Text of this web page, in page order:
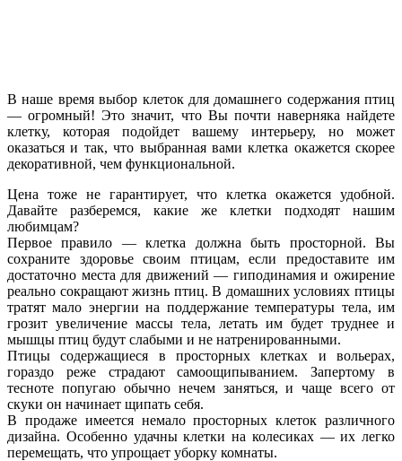
В наше время выбор клеток для домашнего содержания птиц
— огромный! Это значит, что Вы почти наверняка найдете
клетку, которая подойдет вашему интерьеру, но может
оказаться и так, что выбранная вами клетка окажется скорее
декоративной, чем функциональной.
Цена тоже не гарантирует, что клетка окажется удобной.
Давайте разберемся, какие же клетки подходят нашим
любимцам?
Первое правило — клетка должна быть просторной. Вы
сохраните здоровье своим птицам, если предоставите им
достаточно места для движений — гиподинамия и ожирение
реально сокращают жизнь птиц. В домашних условиях птицы
тратят мало энергии на поддержание температуры тела, им
грозит увеличение массы тела, летать им будет труднее и
мышцы птиц будут слабыми и не натренированными.
Птицы содержащиеся в просторных клетках и вольерах,
гораздо реже страдают самоощипыванием. Запертому в
тесноте попугаю обычно нечем заняться, и чаще всего от
скуки он начинает щипать себя.
В продаже имеется немало просторных клеток различного
дизайна. Особенно удачны клетки на колесиках — их легко
перемещать, что упрощает уборку комнаты.